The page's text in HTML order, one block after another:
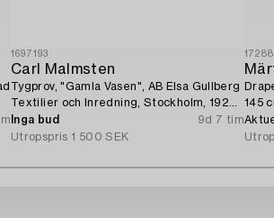
1697193
Carl Malmsten
Tygprov, "Gamla Vasen", AB Elsa Gullberg
Textilier och Inredning, Stockholm, 1920-
tal.
Inga bud
9d 7 tim
Utropspris 1 500 SEK
145